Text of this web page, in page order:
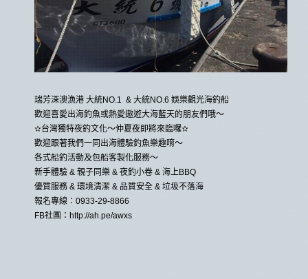
瑞芳深澳漁港 大統NO.1 & 大統NO.6 娛樂觀光海釣船
歡迎喜愛出海釣魚或熱愛遨遊大海藍天的朋友們哦～
✫台灣獨特夜釣文化～仲夏夜即將來臨囉✫
歡迎跟著我們一同出海體驗釣魚樂趣唷～
各式船釣活動及包船客製化服務～
新手體驗 & 親子同樂 & 夜釣小卷 & 海上BBQ
優質服務 & 環境清潔 & 品質安全 & 垃圾不落海
報名專線：0933-29-8866
FB社團：http://ah.pe/awxs